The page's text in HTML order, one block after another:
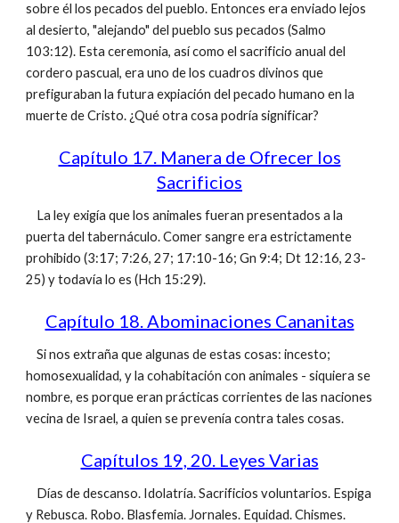
sobre él los pecados del pueblo. Entonces era enviado lejos
al desierto, "alejando" del pueblo sus pecados (Salmo
103:12). Esta ceremonia, así como el sacrificio anual del
cordero pascual, era uno de los cuadros divinos que
prefiguraban la futura expiación del pecado humano en la
muerte de Cristo. ¿Qué otra cosa podría significar?
Capítulo 17. Manera de Ofrecer los
Sacrificios
La ley exigía que los animales fueran presentados a la
puerta del tabernáculo. Comer sangre era estrictamente
prohibido (3:17; 7:26, 27; 17:10-16; Gn 9:4; Dt 12:16, 23-
25) y todavía lo es (Hch 15:29).
Capítulo 18. Abominaciones Cananitas
Si nos extraña que algunas de estas cosas: incesto;
homosexualidad, y la cohabitación con animales - siquiera se
nombre, es porque eran prácticas corrientes de las naciones
vecina de Israel, a quien se prevenía contra tales cosas.
Capítulos 19, 20. Leyes Varias
Días de descanso. Idolatría. Sacrificios voluntarios. Espiga
y Rebusca. Robo. Blasfemia. Jornales. Equidad. Chismes.